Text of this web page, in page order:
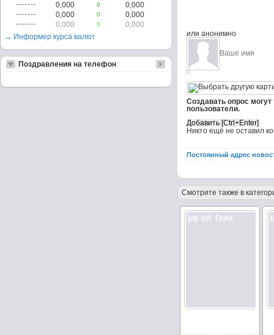
или анонимно
Создавать опрос
пользователи.
Никто ещё не оставил
Постоянный адрес
Смотрите также в
0,000
0
0,000
0,000
0
0,000
0,000
0
0,000
→ Информер курса валют
Поздравления на телефон